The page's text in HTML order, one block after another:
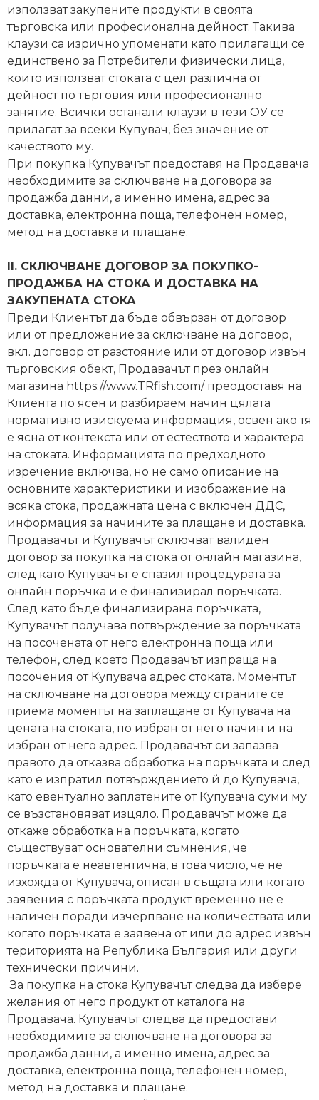
Къмпинг
Лодки
Изкуствени
примамки
Монтажи
и
поводи
за
риболов
Комплекти
за
риболов
Сонари
Контакти
Поръчка
и
доставка
Връщане
и
рекламация
Условия
за
ползване
Политика
за
поверителност
“бисквитки”
Copyright
©
2026
Всички
права
запазени.
Интернет
Маркетинг
и
Дизайн
използват закупените продукти в своята
търговска или професионална дейност. Такива
клаузи са изрично упоменати като прилагащи се
единствено за Потребители физически лица,
които използват стоката с цел различна от
дейност по търговия или професионално
занятие. Всички останали клаузи в тези ОУ се
прилагат за всеки Купувач, без значение от
качеството му.
При покупка Купувачът предоставя на Продавача
необходимите за сключване на договора за
продажба данни, а именно имена, адрес за
доставка, електронна поща, телефонен номер,
метод на доставка и плащане.
II. СКЛЮЧВАНЕ ДОГОВОР ЗА ПОКУПКО-
ПРОДАЖБА НА СТОКА И ДОСТАВКА НА
ЗАКУПЕНАТА СТОКА
Преди Клиентът да бъде обвързан от договор
или от предложение за сключване на договор,
вкл. договор от разстояние или от договор извън
търговския обект, Продавачът през онлайн
магазина https://www.TRfish.com/ преодоставя на
Клиента по ясен и разбираем начин цялата
нормативно изискуема информация, освен ако тя
е ясна от контекста или от естеството и характера
на стоката. Информацията по предходното
изречение включва, но не само описание на
основните характеристики и изображение на
всяка стока, продажната цена с включен ДДС,
информация за начините за плащане и доставка.
Продавачът и Купувачът сключват валиден
договор за покупка на стока от онлайн магазина,
след като Купувачът е спазил процедурата за
онлайн поръчка и е финализирал поръчката.
След като бъде финализирана поръчката,
Купувачът получава потвърждение за поръчката
на посочената от него електронна поща или
телефон, след което Продавачът изпраща на
посочения от Купувача адрес стоката. Моментът
на сключване на договора между страните се
приема моментът на заплащане от Купувача на
цената на стоката, по избран от него начин и на
избран от него адрес. Продавачът си запазва
правото да отказва обработка на поръчката и след
като е изпратил потвърждението й до Купувача,
като евентуално заплатените от Купувача суми му
се възстановяват изцяло. Продавачът може да
откаже обработка на поръчката, когато
съществуват основателни съмнения, че
поръчката е неавтентична, в това число, че не
изхожда от Купувача, описан в същата или когато
заявения с поръчката продукт временно не е
наличен поради изчерпване на количествата или
когато поръчката е заявена от или до адрес извън
територията на Република България или други
технически причини.
За покупка на стока Купувачът следва да избере
желания от него продукт от каталога на
Продавача. Купувачът следва да предостави
необходимите за сключване на договора за
продажба данни, а именно имена, адрес за
доставка, електронна поща, телефонен номер,
метод на доставка и плащане.